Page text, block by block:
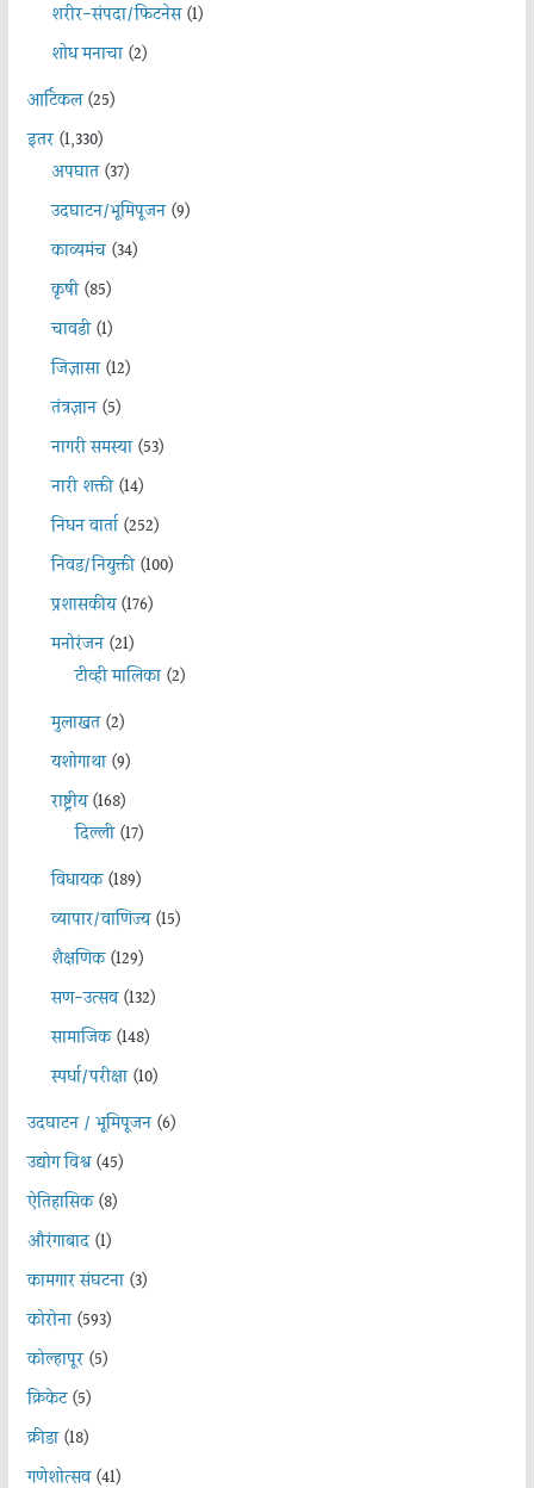
शरीर-संपदा/फिटनेस(1)
शोध मनाचा(2)
आर्टिकल(25)
इतर(1,330)
अपघात(37)
उदघाटन/भूमिपूजन(9)
काव्यमंच(34)
कृषी(85)
चावडी(1)
जिज्ञासा(12)
तंत्रज्ञान(5)
नागरी समस्या(53)
नारी शक्ती(14)
निधन वार्ता(252)
निवड/नियुक्ती(100)
प्रशासकीय(176)
मनोरंजन(21)
टीव्ही मालिका(2)
मुलाखत(2)
यशोगाथा(9)
राष्ट्रीय(168)
दिल्ली(17)
विधायक(189)
व्यापार/वाणिज्य(15)
शैक्षणिक(129)
सण-उत्सव(132)
सामाजिक(148)
स्पर्धा/परीक्षा(10)
उदघाटन / भूमिपूजन(6)
उद्योग विश्व(45)
ऐतिहासिक(8)
औरंगाबाद(1)
कामगार संघटना(3)
कोरोना(593)
कोल्हापूर(5)
क्रिकेट(5)
क्रीडा(18)
गणेशोत्सव(41)